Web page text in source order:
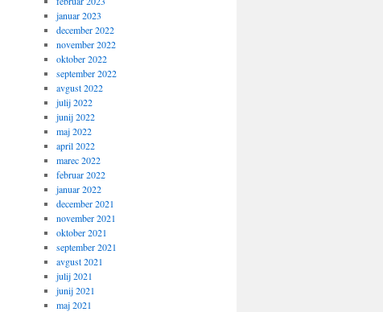
januar 2023
december 2022
november 2022
oktober 2022
september 2022
avgust 2022
julij 2022
junij 2022
maj 2022
april 2022
marec 2022
februar 2022
januar 2022
december 2021
november 2021
oktober 2021
september 2021
avgust 2021
julij 2021
junij 2021
maj 2021